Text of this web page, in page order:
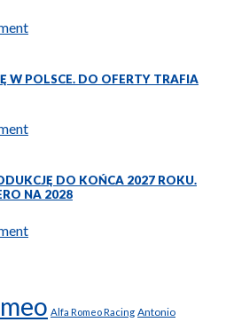
W POLSCE. DO OFERTY TRAFIA
DO KOŃCA 2027 ROKU.
NA 2028
Alfa Romeo Racing Antonio